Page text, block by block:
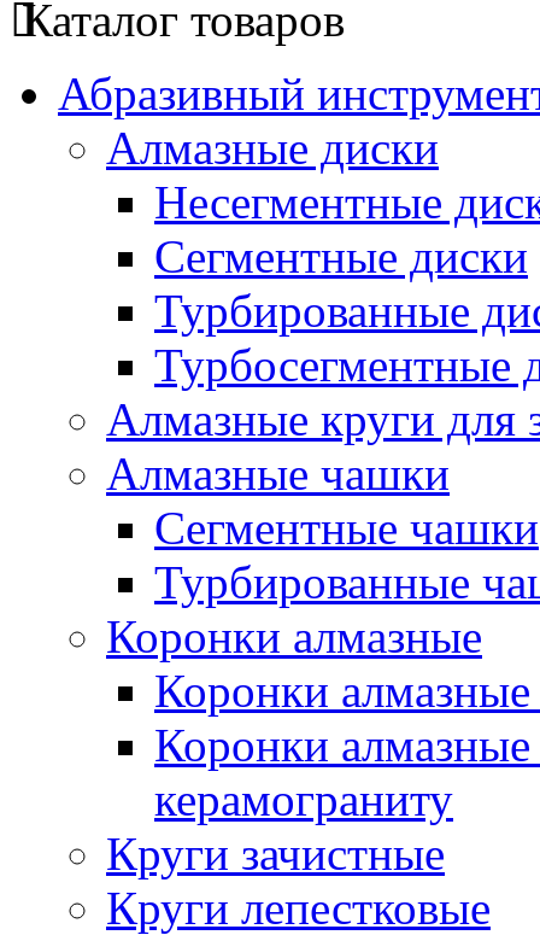
Каталог товаров
Абразивный
Алмазные диски
Несегментные
Сегментные диски
Турбированные
Турбосегментные
Алмазные круги для
Алмазные чашки
Сегментные чашки
Турбированные
Коронки алмазные
Коронки
Коронки
керамограниту
Круги зачистные
Круги лепестковые